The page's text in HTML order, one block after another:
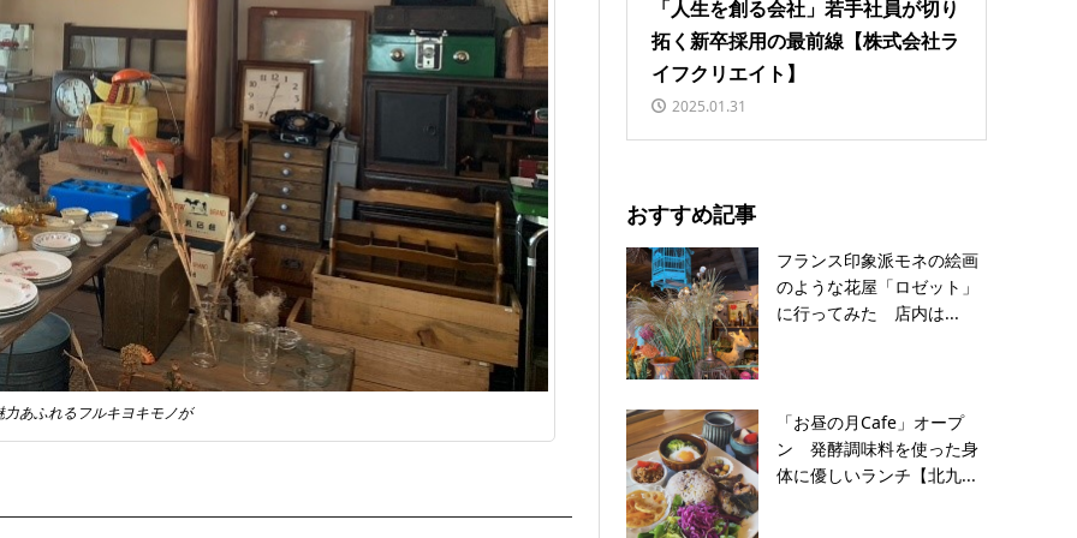
あふれるフルキヨキモノが
「人生を創る会社」若手社員が切り
拓く新卒採用の最前線【株式会社ラ
イフクリエイト】
2025.01.31
おすすめ記事
フランス印象派モネの絵画
のような花屋「ロゼット」
に行ってみた 店内は...
「お昼の月Cafe」オープ
ン 発酵調味料を使った身
体に優しいランチ【北九...